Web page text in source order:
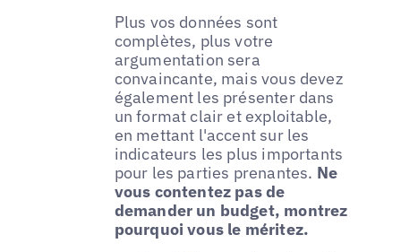
Plus vos données sont
complètes, plus votre
argumentation sera
convaincante, mais vous devez
également les présenter dans
un format clair et exploitable,
en mettant l'accent sur les
indicateurs les plus importants
pour les parties prenantes. Ne
vous contentez pas de
demander un budget, montrez
pourquoi vous le méritez.